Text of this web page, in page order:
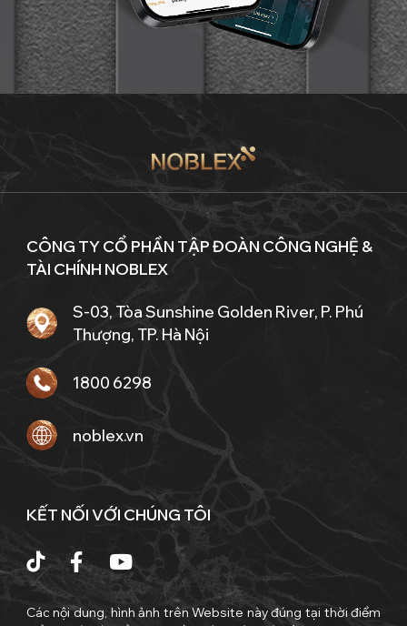
CÔNG TY CỔ PHẦN TẬP ĐOÀN CÔNG NGHỆ &
TÀI CHÍNH NOBLEX
S-03, Tòa Sunshine Golden River, P. Phú
Thượng, TP. Hà Nội
1800 6298
noblex.vn
KẾT NỐI VỚI CHÚNG TÔI
Các nội dung, hình ảnh trên Website này đúng tại thời điểm